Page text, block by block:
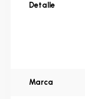
Detalle
Marca